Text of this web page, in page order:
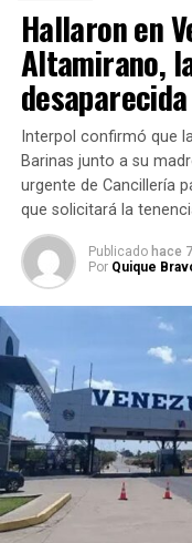
establece la
📹
coche
autovía
por un
hacerse
sociales,
por…
Hallaron en
Altamirano,
Interpol confirmó que
Barinas junto a su
urgente de Cancillería
que solicitará la
Publicado hace
Por Quique